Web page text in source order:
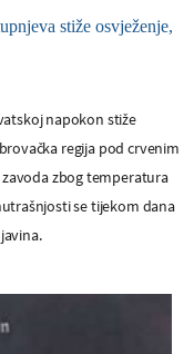
stiže osvježenje,
napokon stiže
regija pod crvenim
zbog temperatura
se tijekom dana